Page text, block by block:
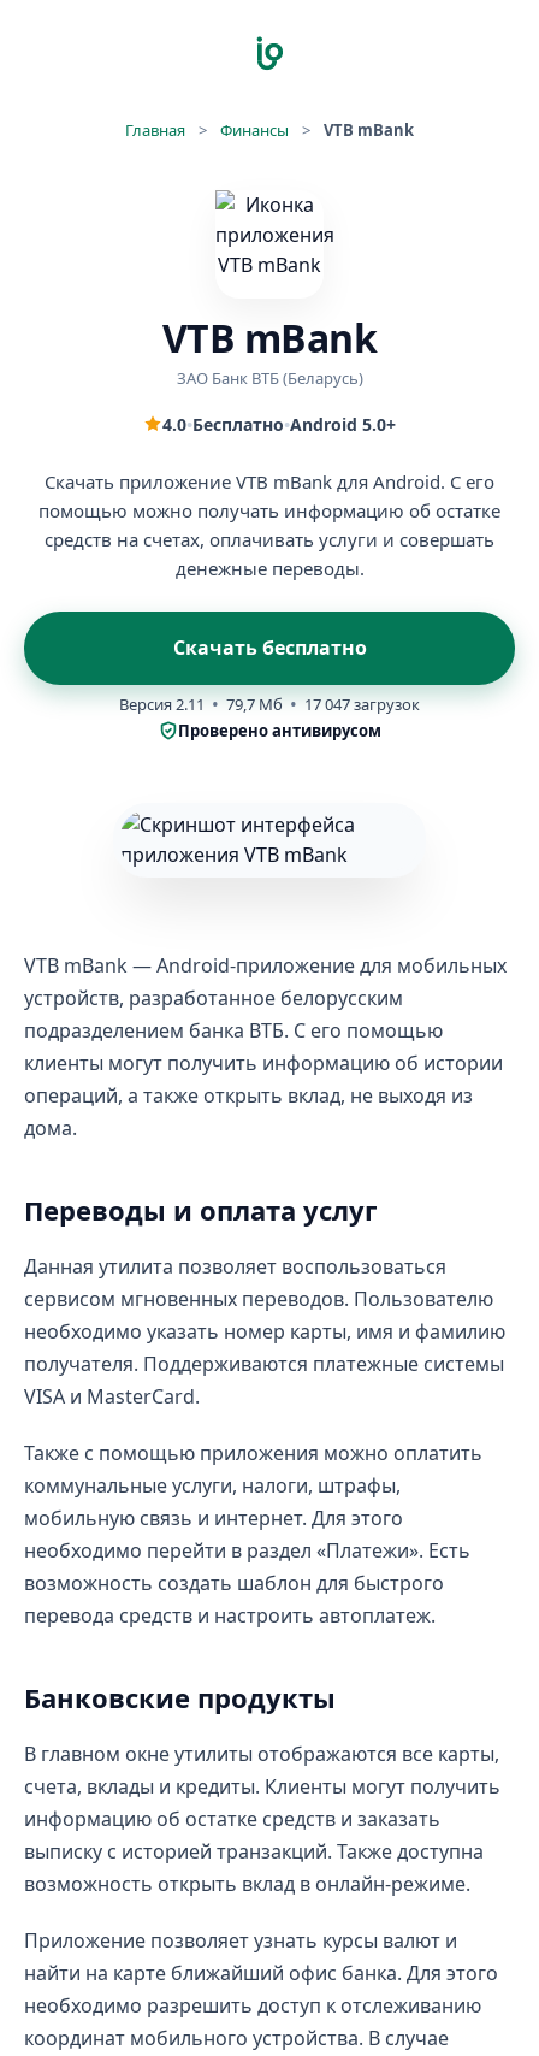
Главная > Финансы > VTB mBank
VTB mBank
ЗАО Банк ВТБ (Беларусь)
4.0•Бесплатно•Android 5.0+
Скачать приложение VTB mBank для Android. С его
помощью можно получать информацию об остатке
средств на счетах, оплачивать услуги и совершать
денежные переводы.
Скачать бесплатно
Версия 2.11 79,7 Мб
17 047 загрузок
Проверено антивирусом
VTB mBank — Android-приложение для мобильных
устройств, разработанное белорусским
подразделением банка ВТБ. С его помощью
клиенты могут получить информацию об истории
операций, а также открыть вклад, не выходя из
дома.
Переводы и оплата услуг
Данная утилита позволяет воспользоваться
сервисом мгновенных переводов. Пользователю
необходимо указать номер карты, имя и фамилию
получателя. Поддерживаются платежные системы
VISA и MasterCard.
Также с помощью приложения можно оплатить
коммунальные услуги, налоги, штрафы,
мобильную связь и интернет. Для этого
необходимо перейти в раздел «Платежи». Есть
возможность создать шаблон для быстрого
перевода средств и настроить автоплатеж.
Банковские продукты
В главном окне утилиты отображаются все карты,
счета, вклады и кредиты. Клиенты могут получить
информацию об остатке средств и заказать
выписку с историей транзакций. Также доступна
возможность открыть вклад в онлайн-режиме.
Приложение позволяет узнать курсы валют и
найти на карте ближайший офис банка. Для этого
необходимо разрешить доступ к отслеживанию
координат мобильного устройства. В случае